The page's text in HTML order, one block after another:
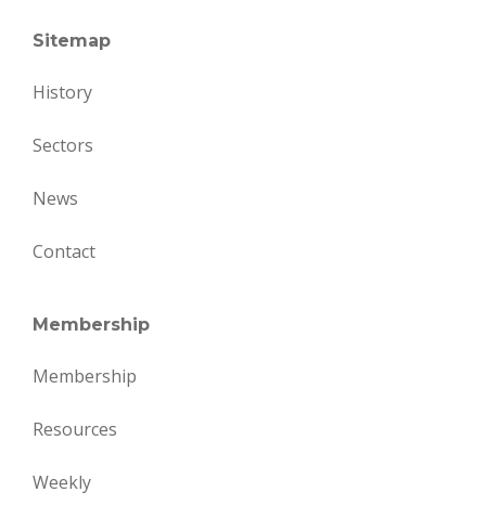
Sitemap
History
Sectors
News
Contact
Membership
Membership
Resources
Weekly